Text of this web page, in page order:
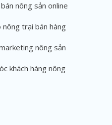
nông sản online
trại bán hàng
nông sản
khách hàng nông